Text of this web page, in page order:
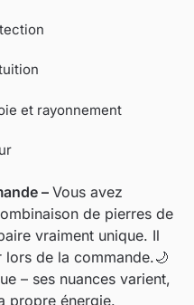
et rayonnement
–Vous avez
de pierres de
vraiment unique. Il
de la commande.🌙
– ses nuances varient,
propre énergie.